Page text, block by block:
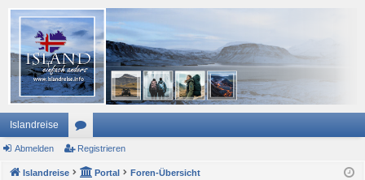
Islandreise
or
en
Abmelden Registrieren
Islandreise Portal Foren-Übersicht